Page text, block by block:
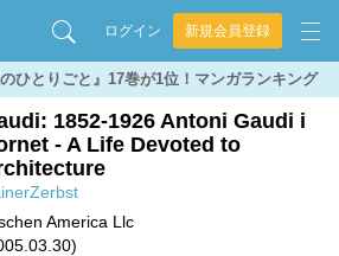
ログイン 新規会員登録
ひとりごと』17巻が1位！マンガランキング
1852-1926 Antoni Gaudi i
- A Life Devoted to
America Llc